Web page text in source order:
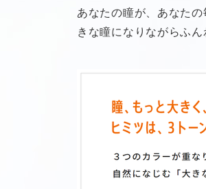
あなたの瞳が、あなた
きな瞳になりながらふ